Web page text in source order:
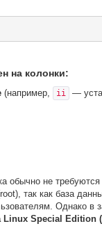
на колонки:
(например, ii
—
обычно не требуются
так как база
Однако в
Linux Special Edition